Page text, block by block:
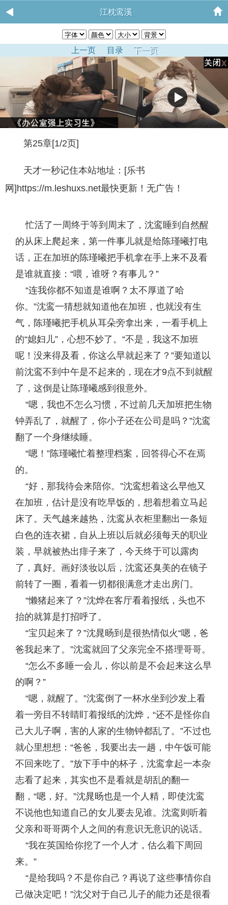
江枕鸾溪
上一页 目录 下一页
第25章[1/2页]
天才一秒记住本站地址：[乐书
网]https://m.leshuxs.net最快更新！无广告！
忙活了一周终于等到周末了，沈鸾睡到自然醒
的从床上爬起来，第一件事儿就是给陈瑾曦打电
话，正在加班的陈瑾曦把手机拿在手上来不及看
是谁就直接：“喂，谁呀？有事儿？”
“连我你都不知道是谁啊？太不厚道了哈
你。”沈鸾一猜想就知道他在加班，也就没有生
气，陈瑾曦把手机从耳朵旁拿出来，一看手机上
的“媳妇儿”，心想不妙了。“不是，我这不加班
呢！没来得及看，你这么早就起来了？”要知道以
前沈鸾不到中午是不起来的，现在才9点不到就醒
了，这倒是让陈瑾曦感到很意外。
“嗯，我也不怎么习惯，不过前几天加班把生物
钟弄乱了，就醒了，你小子还在公司是吗？”沈鸾
翻了一个身继续睡。
“嗯！”陈瑾曦忙着整理档案，回答得心不在焉
的。
“好，那我待会来陪你。”沈鸾想着这么早他又
在加班，估计是没有吃早饭的，想着想着立马起
床了。天气越来越热，沈鸾从衣柜里翻出一条短
白色的连衣裙，自从上班以后就必须每天的职业
装，早就被热出痱子来了，今天终于可以露肉
了，真好。画好淡妆以后，沈鸾还臭美的在镜子
前转了一圈，看着一切都很满意才走出房门。
“懒猪起来了？”沈烨在客厅看着报纸，头也不
抬的就算是打招呼了。
“宝贝起来了？”沈晁旸到是很热情似火“嗯，爸
爸我起来了。”沈鸾就回了父亲完全不搭理哥哥。
“怎么不多睡一会儿，你以前是不会起来这么早
的啊？”
“嗯，就醒了。”沈鸾倒了一杯水坐到沙发上看
着一旁目不转睛盯着报纸的沈烨，“还不是怪你自
己大儿子啊，害的人家的生物钟都乱了。”不过也
就心里想想：“爸爸，我要出去一趟，中午饭可能
不回来吃了。”放下手中的杯子，沈鸾拿起一本杂
志看了起来，其实也不是看就是胡乱的翻一
翻，“嗯，好。”沈晁旸也是一个人精，即使沈鸾
不说他也知道自己的女儿要去见谁。沈鸾则听着
父亲和哥哥两个人之间的有意识无意识的说话。
“我在英国给你挖了一个人才，估么着下周回
来。”
“是给我吗？不是你自己？再说了这些事情你自
己做决定吧！”沈父对于自己儿子的能力还是很看